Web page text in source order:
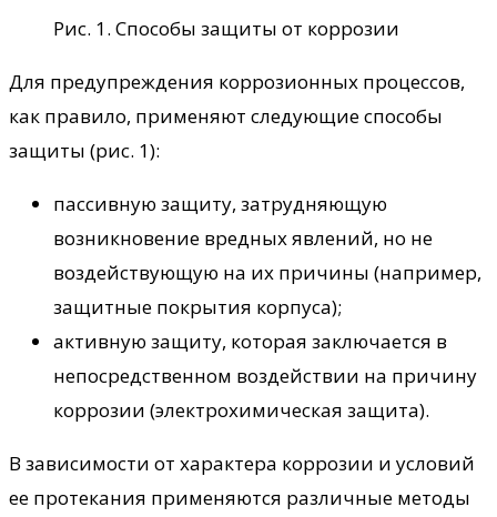
Рис. 1. Способы защиты от коррозии
Для предупреждения коррозионных процессов,
как правило, применяют следующие способы
защиты (рис. 1):
пассивную защиту, затрудняющую
возникновение вредных явлений, но не
воздействующую на их причины (например,
защитные покрытия корпуса);
активную защиту, которая заключается в
непосредственном воздействии на причину
коррозии (электрохимическая защита).
В зависимости от характера коррозии и условий
ее протекания применяются различные методы